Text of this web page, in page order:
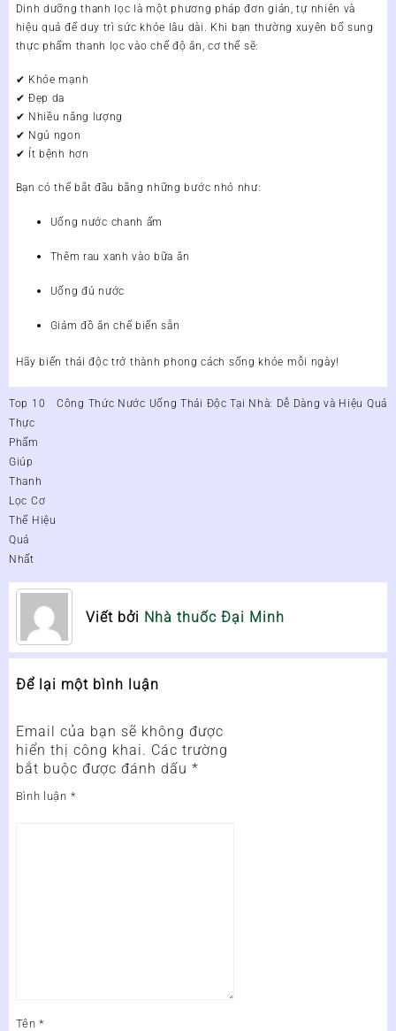
Dinh dưỡng thanh lọc là một phương pháp đơn giản, tự nhiên và
hiệu quả để duy trì sức khỏe lâu dài. Khi bạn thường xuyên bổ sung
thực phẩm thanh lọc vào chế độ ăn, cơ thể sẽ:
✔ Khỏe mạnh
✔ Đẹp da
✔ Nhiều năng lượng
✔ Ngủ ngon
✔ Ít bệnh hơn
Bạn có thể bắt đầu bằng những bước nhỏ như:
Uống nước chanh ấm
Thêm rau xanh vào bữa ăn
Uống đủ nước
Giảm đồ ăn chế biến sẵn
Hãy biến thải độc trở thànhphong cách sống khỏe mỗi ngày!
Điều
hướng
bài
viết
Top 10
Thực
Phẩm
Giúp
Thanh
Lọc Cơ
Thể Hiệu
Quả
Nhất
Công Thức Nước Uống Thải Độc Tại Nhà: Dễ Dàng và Hiệu Quả
Viết bởi Nhà thuốc Đại Minh
Để lại một bình luận
Email của bạn sẽ không được
hiển thị công khai. Các trường
bắt buộc được đánh dấu *
Bình luận *
Tên*